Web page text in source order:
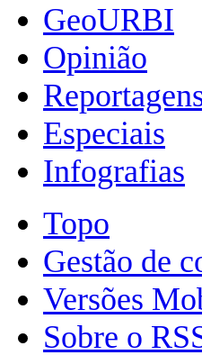
GeoURBI
Opinião
Especiais
Infografias
Topo
Gestão de
Versões
Sobre o